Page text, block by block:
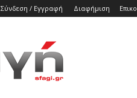
Σύνδεση / Εγγραφή Διαφήμιση